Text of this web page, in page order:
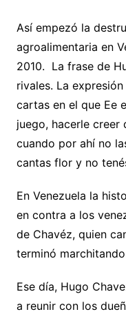
Así empezó la
agroalimentaria en
2010. La frase de
rivales. La
cartas en el que Ee
juego, hacerle creer
cuando por ahí no
cantas flor y no
En Venezuela la
en contra a los
de Chavéz, quien
terminó
Ese día, Hugo
a reunir con los